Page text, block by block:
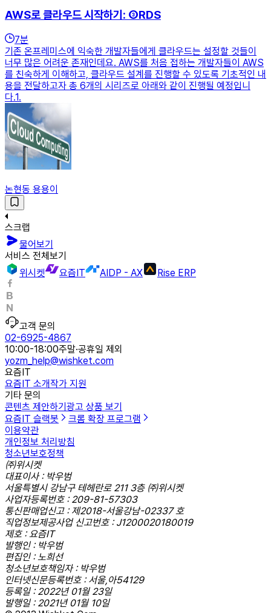
AWS로 클라우드 시작하기: ③RDS
7분
기존 온프레미스에 익숙한 개발자들에게 클라우드는 설정할 것들이
너무 많은 어려운 존재인데요. AWS를 처음 접하는 개발자들이 AWS
를 친숙하게 이해하고, 클라우드 설계를 진행할 수 있도록 기초적인 내
용을 전달하고자 총 6개의 시리즈로 아래와 같이 진행될 예정입니
다.1.
논현동 용용이
스크랩
물어보기
서비스 전체보기
위시켓
요즘IT AIDP - AX Rise ERP
고객 문의
02-6925-4867
10:00-18:00주말·공휴일 제외
yozm_help@wishket.com
요즘IT
요즘IT 소개작가 지원
기타 문의
콘텐츠 제안하기 광고 상품 보기
요즘IT 슬랙봇
크롬 확장 프로그램
이용약관
개인정보 처리방침
청소년보호정책
㈜위시켓
대표이사 : 박우범
서울특별시 강남구 테헤란로 211 3층 ㈜위시켓
사업자등록번호 : 209-81-57303
통신판매업신고 : 제2018-서울강남-02337 호
직업정보제공사업 신고번호 : J1200020180019
제호 : 요즘IT
발행인 : 박우범
편집인 : 노희선
청소년보호책임자 : 박우범
인터넷신문등록번호 : 서울,아54129
등록일 : 2022년 01월 23일
발행일 : 2021년 01월 10일